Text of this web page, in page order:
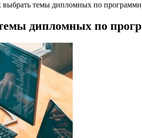
выбрать темы дипломных по
дипломных по